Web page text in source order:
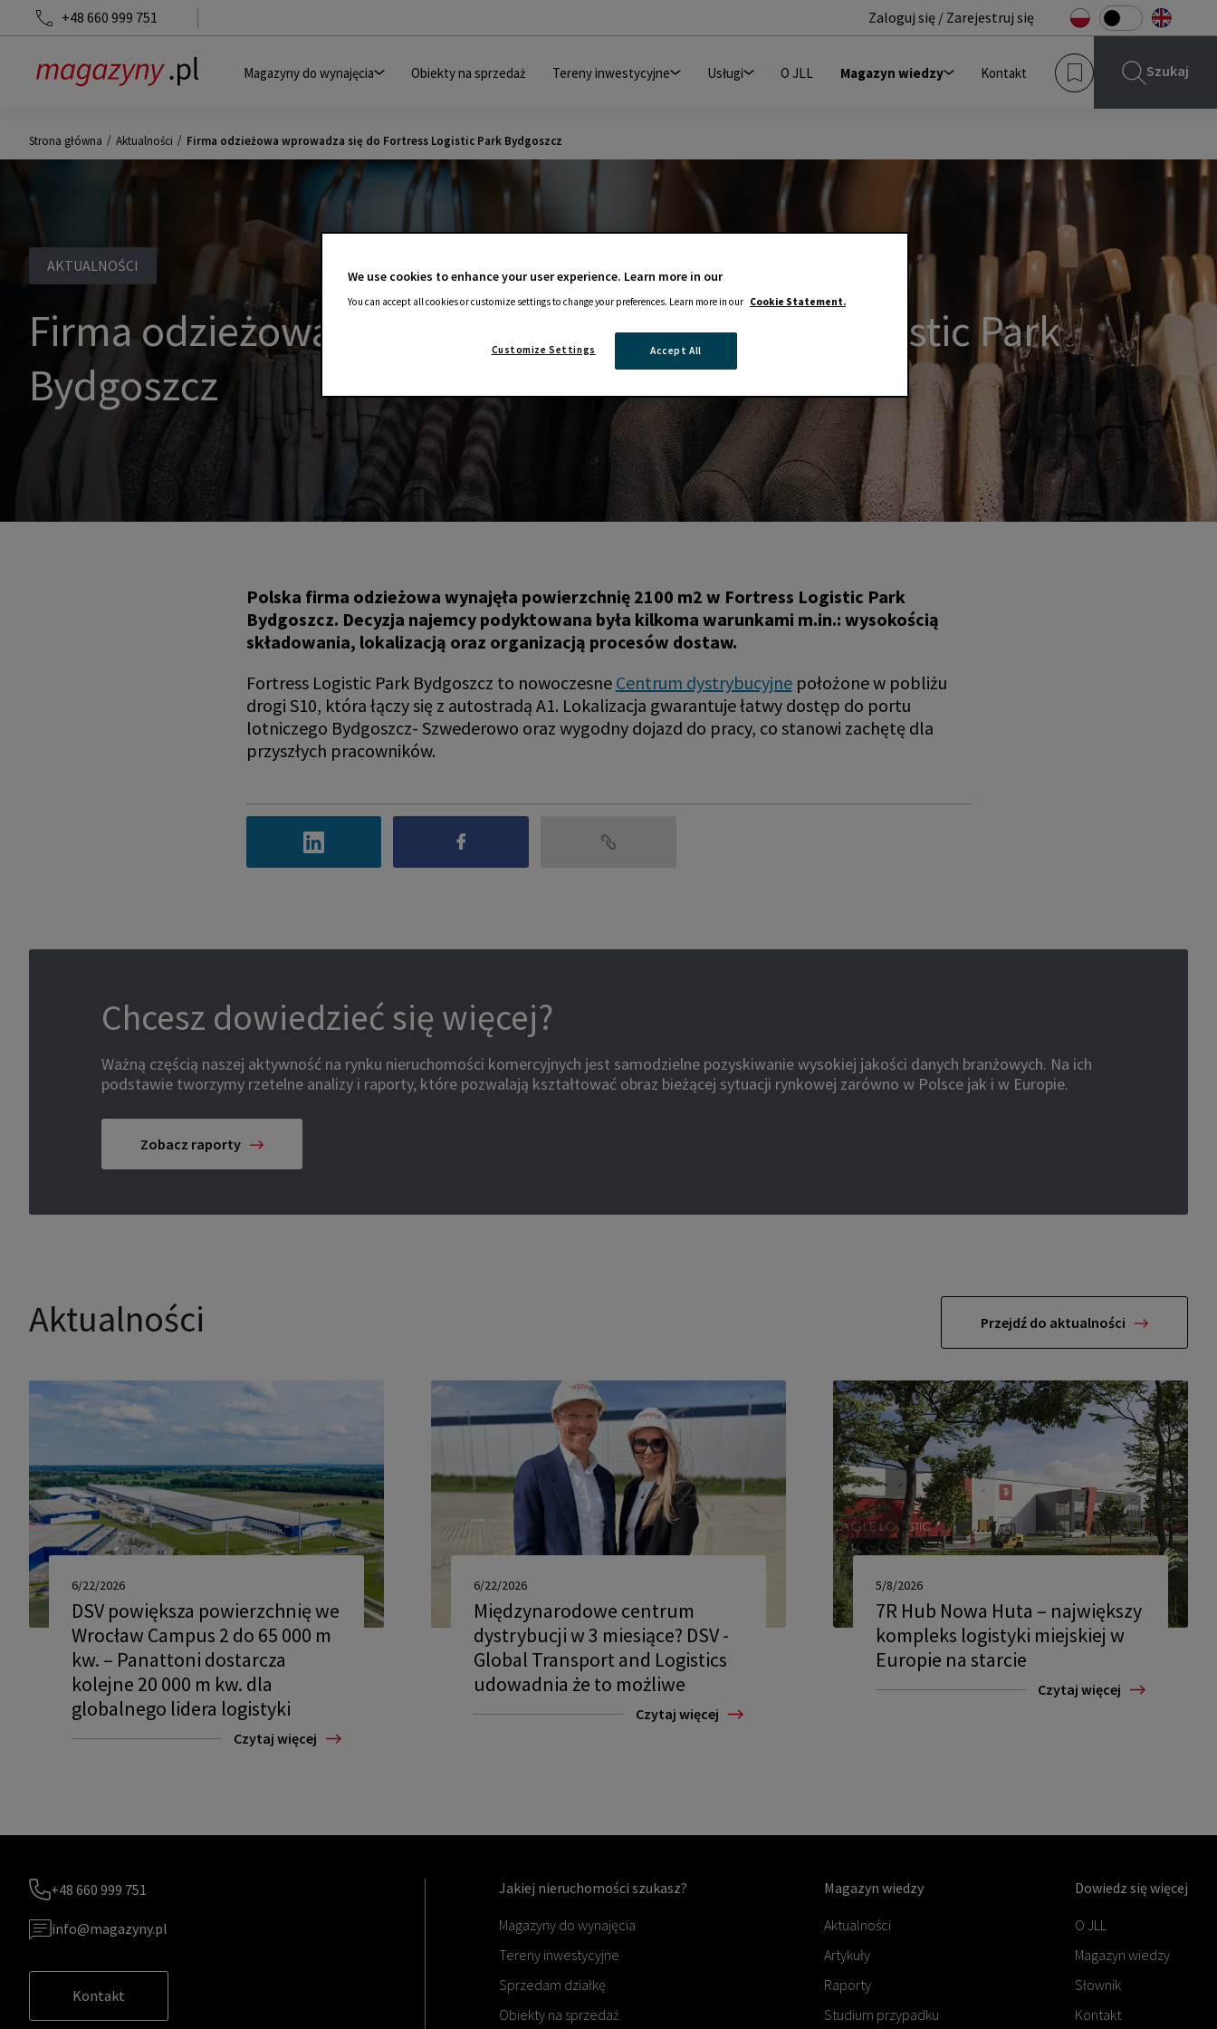
+48 660 999 751 Zaloguj się / Zarejestruj się
Magazyny do wynajęcia Obiekty na sprzedaż Tereny inwestycyjne Usługi O JLL Magazyn wiedzy Kontakt Szukaj
Strona główna / Aktualności / Firma odzieżowa wprowadza się do Fortress Logistic Park Bydgoszcz
AKTUALNOŚCI
Firma odzieżowa wprowadza się do Fortress Logistic Park
Bydgoszcz
Polska firma odzieżowa wynajęła powierzchnię 2100 m2 w Fortress Logistic Park
Bydgoszcz. Decyzja najemcy podyktowana była kilkoma warunkami m.in.: wysokością
składowania, lokalizacją oraz organizacją procesów dostaw.
Fortress Logistic Park Bydgoszcz to nowoczesne Centrum dystrybucyjnepołożone w pobliżu
drogi S10, która łączy się z autostradą A1. Lokalizacja gwarantuje łatwy dostęp do portu
lotniczego Bydgoszcz- Szwederowo oraz wygodny dojazd do pracy, co stanowi zachętę dla
przyszłych pracowników.
Chcesz dowiedzieć się więcej?
Ważną częścią naszej aktywność na rynku nieruchomości komercyjnych jest samodzielne pozyskiwanie wysokiej jakości danych branżowych. Na ich
podstawie tworzymy rzetelne analizy i raporty, które pozwalają kształtować obraz bieżącej sytuacji rynkowej zarówno w Polsce jak i w Europie.
Zobacz raporty
Aktualności Przejdź do aktualności
6/22/2026
DSV powiększa powierzchnię we
Wrocław Campus 2 do 65 000 m
kw. – Panattoni dostarcza
kolejne 20 000 m kw. dla
globalnego lidera logistyki
Czytaj więcej
6/22/2026
Międzynarodowe centrum
dystrybucji w 3 miesiące? DSV -
Global Transport and Logistics
udowadnia że to możliwe
Czytaj więcej
5/8/2026
7R Hub Nowa Huta – największy
kompleks logistyki miejskiej w
Europie na starcie
Czytaj więcej
+48 660 999 751
info@magazyny.pl
Kontakt
Jakiej nieruchomości szukasz?
Magazyny do wynajęcia
Tereny inwestycyjne
Sprzedam działkę
Obiekty na sprzedaż
Magazyn wiedzy
Aktualności
Artykuły
Raporty
Studium przypadku
Dowiedz się więcej
O JLL
Magazyn wiedzy
Słownik
Kontakt
We use cookies to enhance your user experience. Learn more in our
You can accept all cookies or customize settings to change your preferences. Learn more in our Cookie Statement.
Accept All
Customize Settings